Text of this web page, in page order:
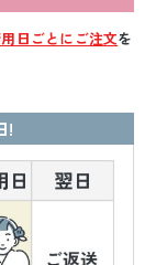
日ごとにご注文を
!